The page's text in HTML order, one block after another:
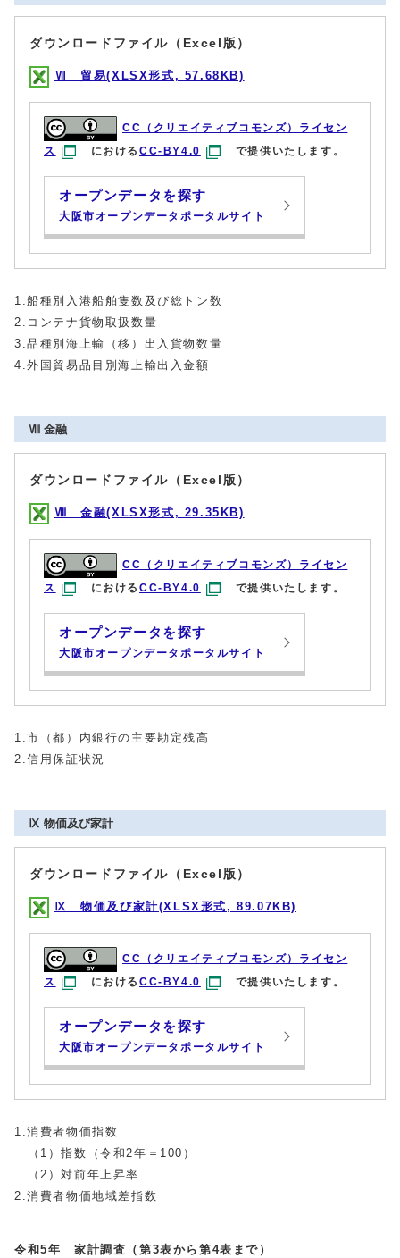
ダウンロードファイル（Excel版）
Ⅶ 貿易(XLSX形式, 57.68KB)
CC（クリエイティブコモンズ）ライセン
ス
におけるCC-BY4.0 で提供いたします。
オープンデータを探す
大阪市オープンデータポータルサイト
1.船種別入港船舶隻数及び総トン数
2.コンテナ貨物取扱数量
3.品種別海上輸（移）出入貨物数量
4.外国貿易品目別海上輸出入金額
Ⅷ 金融
ダウンロードファイル（Excel版）
Ⅷ 金融(XLSX形式, 29.35KB)
CC（クリエイティブコモンズ）ライセン
ス
におけるCC-BY4.0 で提供いたします。
オープンデータを探す
大阪市オープンデータポータルサイト
1.市（都）内銀行の主要勘定残高
2.信用保証状況
Ⅸ 物価及び家計
ダウンロードファイル（Excel版）
Ⅸ 物価及び家計(XLSX形式, 89.07KB)
CC（クリエイティブコモンズ）ライセン
ス
におけるCC-BY4.0 で提供いたします。
オープンデータを探す
大阪市オープンデータポータルサイト
1.消費者物価指数
（1）指数（令和2年＝100）
（2）対前年上昇率
2.消費者物価地域差指数
令和5年 家計調査（第3表から第4表まで）